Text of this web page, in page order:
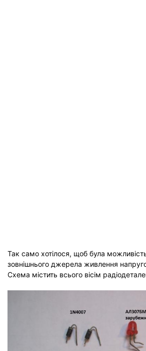
Так само хотілося, щоб була
зовнішнього джерела живлення
Схема містить всього вісім